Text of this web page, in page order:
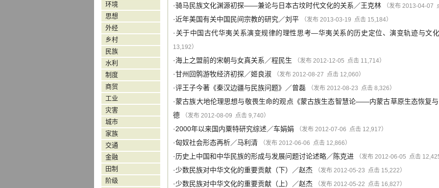
·骑马民族文化渊源初探——兼论与日本古坟时代文化的关系 ／王克林 （发布 2013-04-07
·近年美国有关中国民间宗教的研究／刘平 （发布 2013-03-19 点击 15,184）
· 关于中国古代华夷关系演变规律的理性思考—华夷关系的历史定位、演变轨迹与文
13,192）
·海上之盟前的宋朝与女真关系 ／程民生 （发布 2012-12-05 点击 11,714）
·甘州回鹘游牧经济初探／姬良淑 （发布 2012-08-27 点击 12,060）
·评王子今著《秦汉边疆与民族问题》 ／曾磊 （发布 2012-08-23 点击 8,326）
·蒙古族大地伦理思想与敬畏生命的观点《蒙古族生态智慧论——内蒙古草原生态恢复
德
（发布 2012-08-09 点击 9,740）
·2000年以来国内粟特研究综述／车娟娟 （发布 2012-07-06 点击 12,917）
·匈奴社会形态再析／马利清 （发布 2012-06-06 点击 12,866）
·历史上中国和中华民族的形成与发展问题讨论述略／陈克进 （发布 2012-06-05 点击
·少数民族对中华文化的重要贡献（下） ／赵杰 （发布 2012-05-23 点击 15,222）
·少数民族对中华文化的重要贡献（上） ／赵杰 （发布 2012-05-22 点击 16,827）
环境
思想
外经
乡村
民族
水利
制度
商贸
工业
灾害
城市
家族
交通
金融
田制
阶级